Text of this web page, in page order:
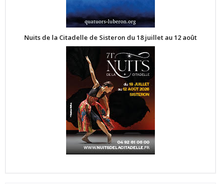
Nuits de la Citadelle de Sisteron du 18 juillet au 12 août